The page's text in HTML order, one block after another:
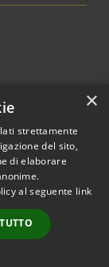
fatturazione
e altri codici
×
strettamente
del sito,
di elaborare
al seguente link